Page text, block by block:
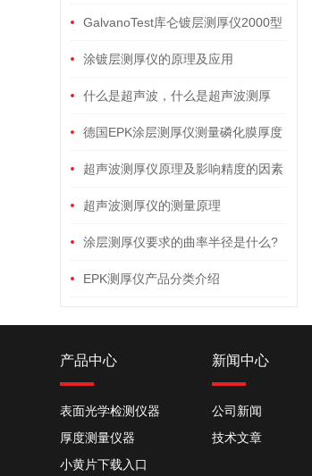
膜厚度测量案例
GalvanoTest库仑镀层测厚仪2000型
和3000型选择比较
涂镀层测厚仪的原理及应用
什么是超声波，什么是超声波测厚
仪？德国EPK涂层测厚仪测量磷化膜厚度
的应用
超声波测厚仪原理及影响精度的因素
超声波测厚仪的测量原理
涂层测厚仪要求的曲率半径是什么?
EPK测厚仪产品分类介绍
产品中心
表面光学检测仪器
厚度测量仪器
小黄片下载入口
新闻中心
公司新闻
技术文章